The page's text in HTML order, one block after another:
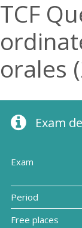
TCF
orales
Exam
Exam
Period
Free places